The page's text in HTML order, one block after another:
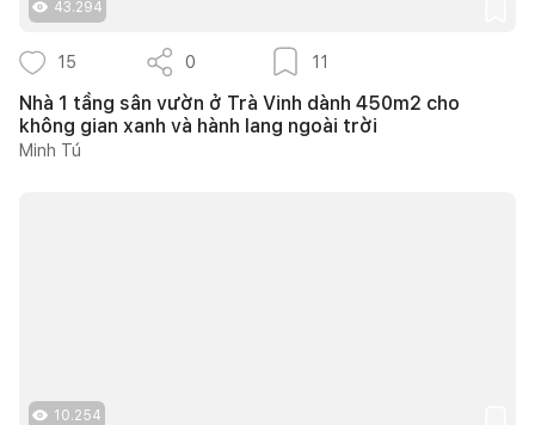
43.294
15 0 11
Nhà 1 tầng sân vườn ở Trà Vinh dành 450m2 cho
không gian xanh và hành lang ngoài trời
Minh Tú
10.254